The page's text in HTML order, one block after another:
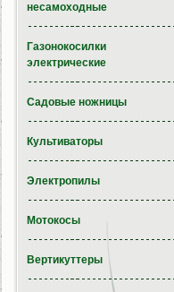
несамоходные
Газонокосилки
электрические
Садовые ножницы
Культиваторы
Электропилы
Мотокосы
Вертикуттеры